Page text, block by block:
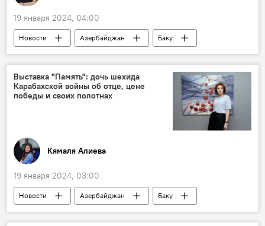
19 января 2024, 04:00
Новости Азербайджан
Баку
Государственное агентство Азербайджана по туризму
TripAdvisor
гастрономический туризм
Общество
Выставка "Память": дочь шехида
Карабахской войны об отце, цене
победы и своих полотнах
Кямаля Алиева
19 января 2024, 03:00
Новости Азербайджан
Баку
азербайджанская художница Камилла Мурадова